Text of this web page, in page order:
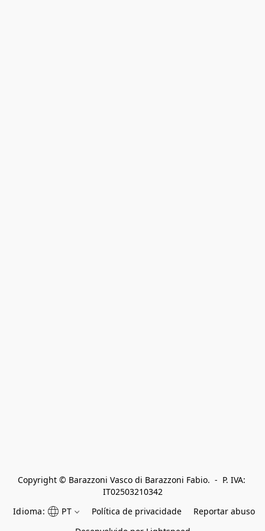
Copyright © Barazzoni Vasco di Barazzoni Fabio.  -  P. IVA:
IT02503210342
Idioma:
PT Política de privacidade
Reportar abuso